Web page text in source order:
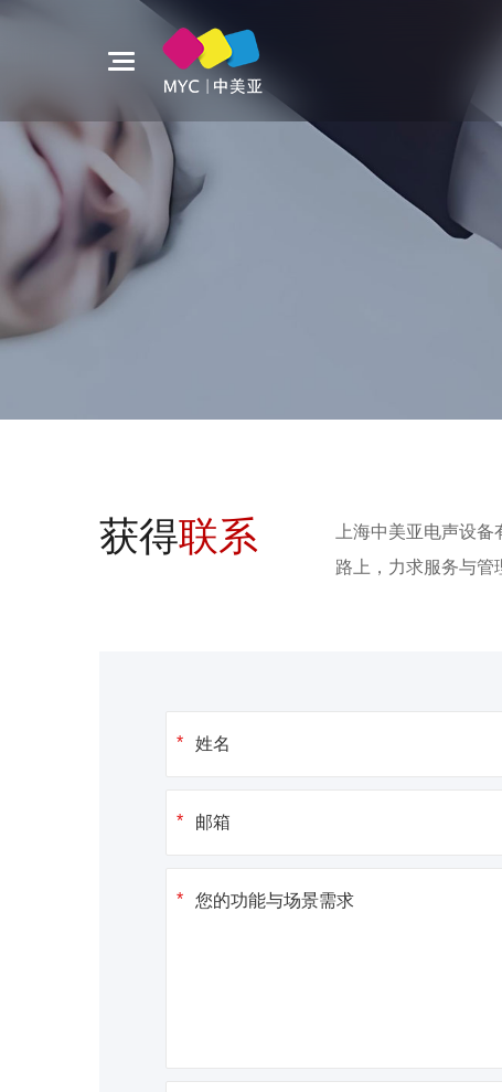
获得联系
上海中美亚电声设
路上，力求服务与管